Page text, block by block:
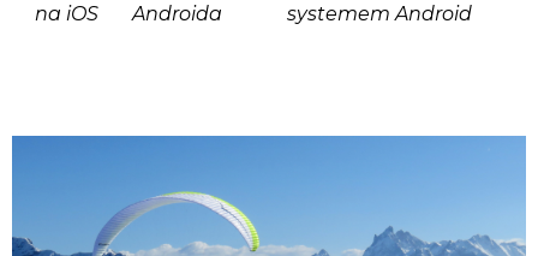
na iOS
Androida
systemem Android